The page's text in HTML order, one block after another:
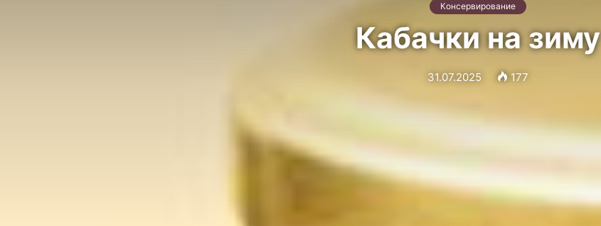
Консервирование
Кабачки на зиму
31.07.2025 177